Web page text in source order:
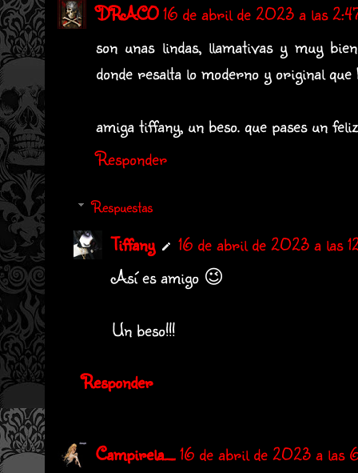
DRACO16 de abril de 2023 a las
son unas lindas, llamativas y muy
donde resalta lo moderno y original que
amiga tiffany, un beso. que pases un
Responder
Respuestas
Tiffany
16 de abril de 2023 a las
Así es amigo 😉
Un beso!!!
Responder
Campirela_16 de abril de 2023 a las